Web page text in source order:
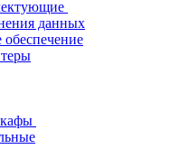
данных